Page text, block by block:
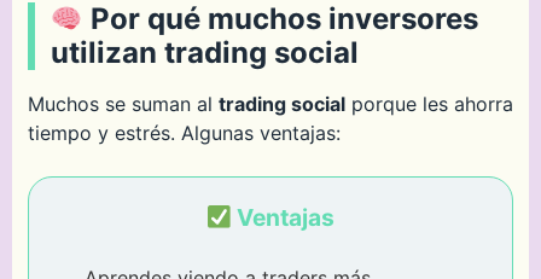
Por qué muchos inversores
utilizan trading social
Muchos se suman al trading socialporque les ahorra
tiempo y estrés. Algunas ventajas:
Ventajas